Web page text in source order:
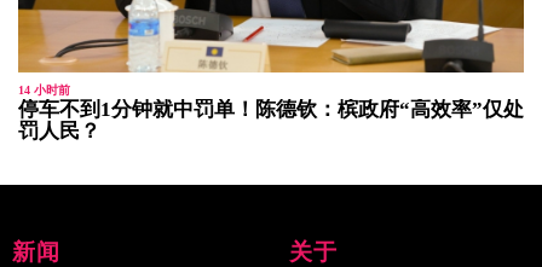
14 小时前
停车不到1分钟就中罚单！陈德钦：槟政府“高效率”仅处
罚人民？
新闻 关于